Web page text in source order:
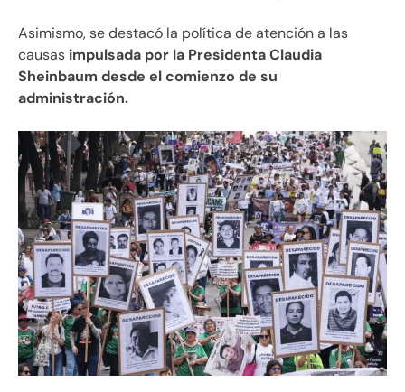
Asimismo, se destacó la política de atención a las
causas impulsada por la Presidenta Claudia
Sheinbaum desde el comienzo de su
administración.